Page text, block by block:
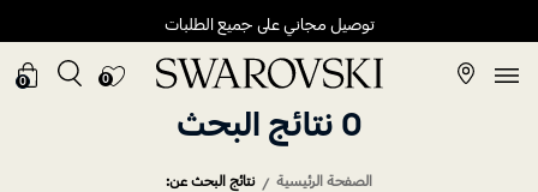
توصيل مجاني على جميع الطلبات
0
0 نتائج البحث
الصفحة الرئيسية نتائج البحث عن: